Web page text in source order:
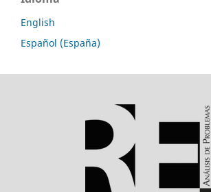
English
Español (España)